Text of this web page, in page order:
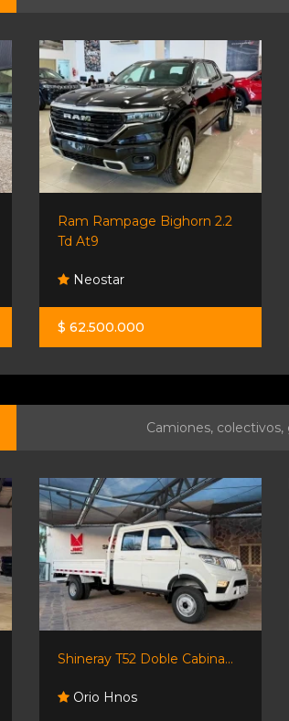
Ram Rampage Bighorn 2.2
Td At9
Neostar
$ 62.500.000
Camiones, colectivos,
Shineray T52 Doble Cabina...
Orio Hnos